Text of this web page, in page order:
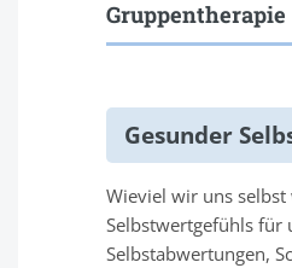
Gruppentherapie
Gesunder
Wieviel wir uns
Selbstwertgefühls für
Selbstabwertungen,